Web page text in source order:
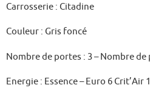
Carrosserie : Citadine
Couleur : Gris foncé
Nombre de portes : 3 – Nombre de
Energie : Essence – Euro 6 Crit’Air 1